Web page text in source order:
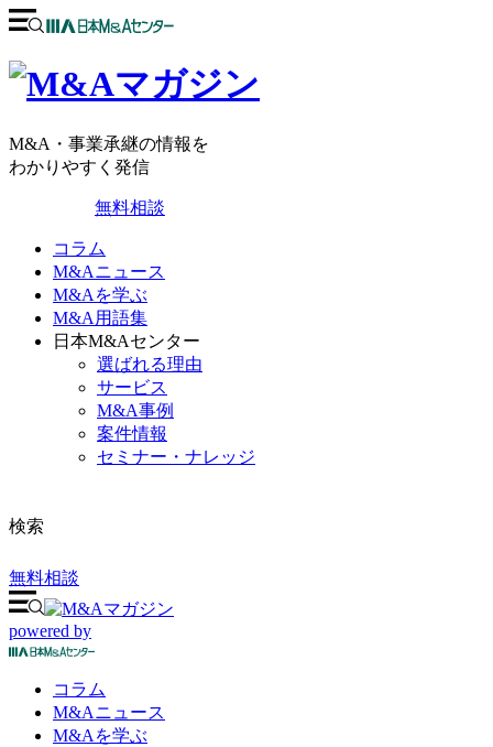
M&A・事業承継の情報を
わかりやすく発信
無料相談
コラム
M&Aニュース
M&Aを学ぶ
M&A用語集
日本M&Aセンター
選ばれる理由
サービス
M&A事例
案件情報
セミナー・ナレッジ
検索
無料相談
powered by
コラム
M&Aニュース
M&Aを学ぶ